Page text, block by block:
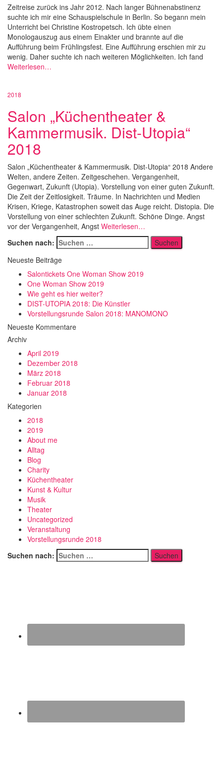
Zeitreise zurück ins Jahr 2012. Nach langer Bühnenabstinenz
suchte ich mir eine Schauspielschule in Berlin. So begann mein
Unterricht bei Christine Kostropetsch. Ich übte einen
Monologauszug aus einem Einakter und brannte auf die
Aufführung beim Frühlingsfest. Eine Aufführung erschien mir zu
wenig. Daher suchte ich nach weiteren Möglichkeiten. Ich fand
Weiterlesen…
2018
Salon „Küchentheater &
Kammermusik. Dist-Utopia“
2018
Salon „Küchentheater & Kammermusik. Dist-Utopia“ 2018 Andere
Welten, andere Zeiten. Zeitgeschehen. Vergangenheit,
Gegenwart, Zukunft (Utopia). Vorstellung von einer guten Zukunft.
Die Zeit der Zeitlosigkeit. Träume. In Nachrichten und Medien
Krisen, Kriege, Katastrophen soweit das Auge reicht. Distopia. Die
Vorstellung von einer schlechten Zukunft. Schöne Dinge. Angst
vor der Vergangenheit, Angst Weiterlesen…
Suchen nach:
Neueste Beiträge
Salontickets One Woman Show 2019
One Woman Show 2019
Wie geht es hier weiter?
DIST-UTOPIA 2018: Die Künstler
Vorstellungsrunde Salon 2018: MANOMONO
Neueste Kommentare
Archiv
April 2019
Dezember 2018
März 2018
Februar 2018
Januar 2018
Kategorien
2018
2019
About me
Alltag
Blog
Charity
Küchentheater
Kunst & Kultur
Musik
Theater
Uncategorized
Veranstaltung
Vorstellungsrunde 2018
Suchen nach: